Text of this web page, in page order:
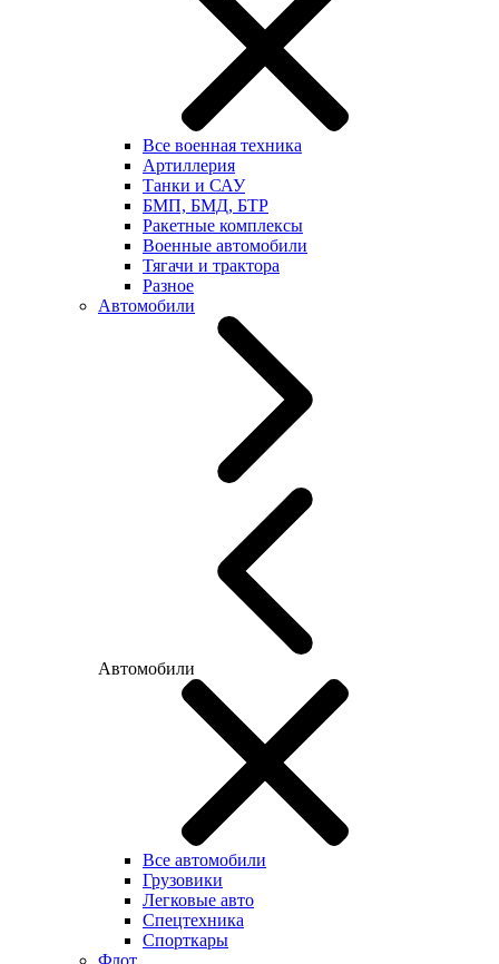
Все военная техника
Артиллерия
Танки и САУ
БМП, БМД, БТР
Ракетные комплексы
Военные автомобили
Тягачи и трактора
Разное
Автомобили
Автомобили
Все автомобили
Грузовики
Легковые авто
Спецтехника
Спорткары
Флот